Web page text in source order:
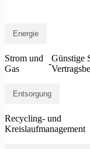
Energie
Strom und
Gas
-
Günstige
Entsorgung
Recycling- und
Kreislaufmanagement